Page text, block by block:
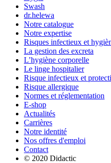
Swash
dr.helewa
Notre catalogue
Notre expertise
Risques infectieux et
La gestion des excreta
L’hygiène corporelle
Le linge hospitalier
Risque infectieux et
Risque allergique
Normes et réglementation
E-shop
Actualités
Carrières
Notre identité
Nos offres d'emploi
Contact
© 2020 Didactic